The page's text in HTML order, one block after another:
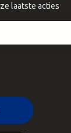
laatste acties